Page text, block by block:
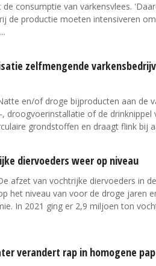
consumptie van varkensvlees.
de productie moeten intensiveren
zelfmengende
en/of droge bijproducten aan de
droogvoerinstallatie of de drinknippel
grondstoffen en draagt flink bij
diervoeders weer op niveau
afzet van vochtrijke diervoeders in
het niveau van voor de droge jaren
In 2021 ging er 2,9 miljoen ton
verandert rap in homogene pap